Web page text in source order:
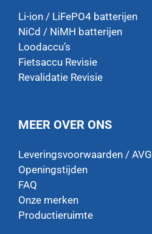
Li-ion / LiFePO4 batterijen
NiCd / NiMH batterijen
Loodaccu’s
Fietsaccu Revisie
Revalidatie Revisie
MEER OVER ONS
Leveringsvoorwaarden / AVG
Openingstijden
FAQ
Onze merken
Productieruimte